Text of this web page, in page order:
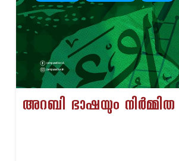
അറബി ഭാഷയും നിർമ്മിത